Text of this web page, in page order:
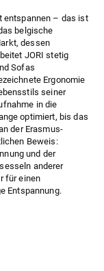
entspannen – das ist
belgische
dessen
JORI stetig
Sofas
Ergonomie
seiner
in die
optimiert, bis das
der Erasmus-
Beweis:
und der
anderer
für einen
Entspannung.